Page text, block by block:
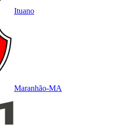
Ituano
Maranhão-MA